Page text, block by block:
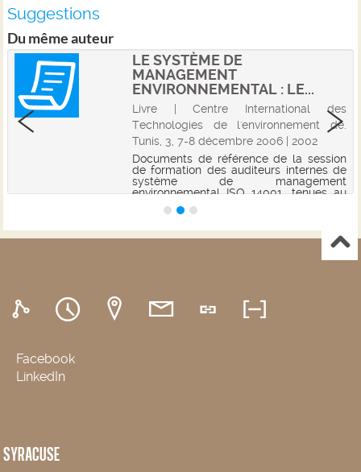
Suggestions
Du même auteur
LE SYSTÈME DE
MANAGEMENT
ENVIRONNEMENTAL : LE...
Livre | Centre International des
Technologies de l'environnement de.
Tunis, 3, 7-8 décembre 2006 | 2002
Documents de référence de la session
de formation des auditeurs internes de
système de management
environnemental ISO 14001, tenues au
Centre International des Technologies
de l'Environnement de Tunis (CITET),
Facebook
LinkedIn
SYRACUSE